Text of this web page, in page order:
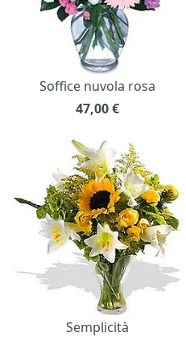
Soffice nuvola rosa
47,00€
Semplicità